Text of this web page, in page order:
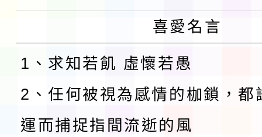
喜愛名言
1、求知若飢 虛懷若愚
2、任何被視為感情的枷鎖，都
運而捕捉指間流逝的風